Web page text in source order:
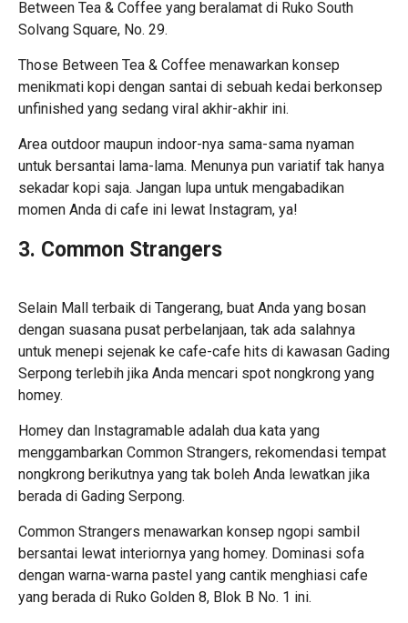
Between Tea & Coffee yang beralamat di Ruko South
Solvang Square, No. 29.
Those Between Tea & Coffee menawarkan konsep
menikmati kopi dengan santai di sebuah kedai berkonsep
unfinished yang sedang viral akhir-akhir ini.
Area outdoor maupun indoor-nya sama-sama nyaman
untuk bersantai lama-lama. Menunya pun variatif tak hanya
sekadar kopi saja. Jangan lupa untuk mengabadikan
momen Anda di cafe ini lewat Instagram, ya!
3. Common Strangers
Selain Mall terbaik di Tangerang, buat Anda yang bosan
dengan suasana pusat perbelanjaan, tak ada salahnya
untuk menepi sejenak ke cafe-cafe hits di kawasan Gading
Serpong terlebih jika Anda mencari spot nongkrong yang
homey.
Homey dan Instagramable adalah dua kata yang
menggambarkan Common Strangers, rekomendasi tempat
nongkrong berikutnya yang tak boleh Anda lewatkan jika
berada di Gading Serpong.
Common Strangers menawarkan konsep ngopi sambil
bersantai lewat interiornya yang homey. Dominasi sofa
dengan warna-warna pastel yang cantik menghiasi cafe
yang berada di Ruko Golden 8, Blok B No. 1 ini.